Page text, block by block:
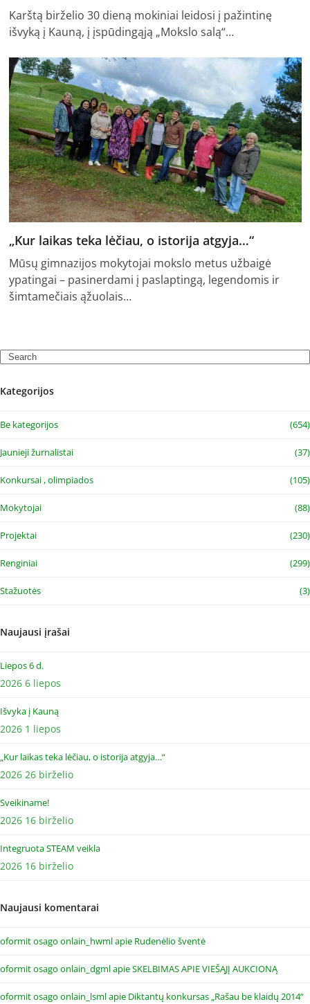
Karštą birželio 30 dieną mokiniai leidosi į pažintinę
išvyką į Kauną, į įspūdingąją „Mokslo salą“…
„Kur laikas teka lėčiau, o istorija atgyja…“
Mūsų gimnazijos mokytojai mokslo metus užbaigė
ypatingai – pasinerdami į paslaptingą, legendomis ir
šimtamečiais ąžuolais…
Search
Kategorijos
Be kategorijos (654)
Jaunieji žurnalistai (37)
Konkursai , olimpiados (105)
Mokytojai (88)
Projektai (230)
Renginiai (299)
Stažuotės (3)
Naujausi įrašai
Liepos 6 d.
2026 6 liepos
Išvyka į Kauną
2026 1 liepos
„Kur laikas teka lėčiau, o istorija atgyja…“
2026 26 birželio
Sveikiname!
2026 16 birželio
Integruota STEAM veikla
2026 16 birželio
Naujausi komentarai
oformit osago onlain_hwmlapie Rudenėlio šventė
oformit osago onlain_dgmlapieSKELBIMAS APIE VIEŠĄJĮ AUKCIONĄ
oformit osago onlain_lsmlapie Diktantų konkursas „Rašau be klaidų 2014“